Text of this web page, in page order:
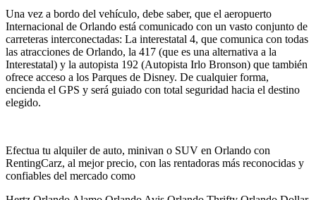
Una vez a bordo del vehículo, debe saber, que el aeropuerto
Internacional de Orlando está comunicado con un vasto conjunto de
carreteras interconectadas: La interestatal 4, que comunica con todas
las atracciones de Orlando, la 417 (que es una alternativa a la
Interestatal) y la autopista 192 (Autopista Irlo Bronson) que también
ofrece acceso a los Parques de Disney. De cualquier forma,
encienda el GPS y será guiado con total seguridad hacia el destino
elegido.
Efectua tu alquiler de auto, minivan o SUV en Orlando con
RentingCarz, al mejor precio, con las rentadoras más reconocidas y
confiables del mercado como